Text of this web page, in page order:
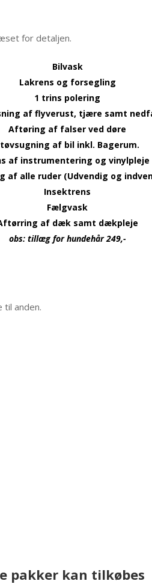
for detaljen.
Bilvask
Lakrens og forsegling
1 trins polering
af flyverust, tjære samt
Aftøring af falser ved døre
af bil inkl. Bagerum.
af instrumentering og vinylpleje
af alle ruder (Udvendig og
Insektrens
Fælgvask
af dæk samt dækpleje
obs: tillæg for hundehår 249,-
til anden.
pakker kan tilkøbes